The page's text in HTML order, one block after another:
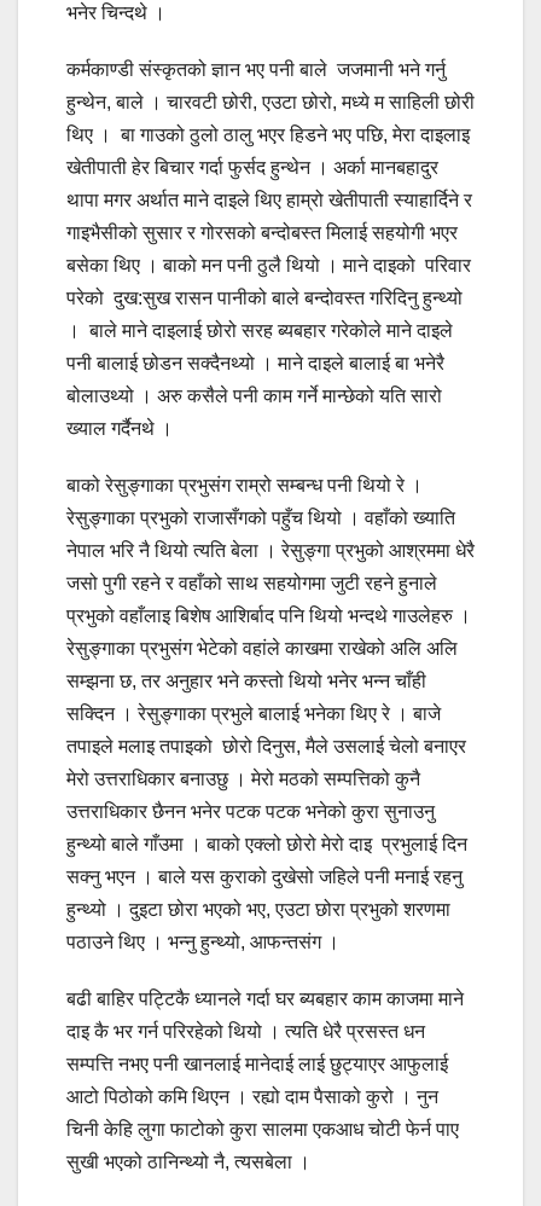
भनेर चिन्दथे ।
कर्मकाण्डी संस्कृतको ज्ञान भए पनी बाले जजमानी भने गर्नु
हुन्थेन, बाले । चारवटी छोरी, एउटा छोरो, मध्ये म साहिली छोरी
थिए । बा गाउको ठुलो ठालु भएर हिडने भए पछि, मेरा दाइलाइ
खेतीपाती हेर बिचार गर्दा फुर्सद हुन्थेन । अर्का मानबहादुर
थापा मगर अर्थात माने दाइले थिए हाम्रो खेतीपाती स्याहार्दिने र
गाइभैसीको सुसार र गोरसको बन्दोबस्त मिलाई सहयोगी भएर
बसेका थिए । बाको मन पनी ठुलै थियो । माने दाइको परिवार
परेको दुख:सुख रासन पानीको बाले बन्दोवस्त गरिदिनु हुन्थ्यो
। बाले माने दाइलाई छोरो सरह ब्यबहार गरेकोले माने दाइले
पनी बालाई छोडन सक्दैनथ्यो । माने दाइले बालाई बा भनेरै
बोलाउथ्यो । अरु कसैले पनी काम गर्ने मान्छेको यति सारो
ख्याल गर्दैनथे ।
बाको रेसुङ्गाका प्रभुसंग राम्रो सम्बन्ध पनी थियो रे ।
रेसुङ्गाका प्रभुको राजासँगको पहुँच थियो । वहाँको ख्याति
नेपाल भरि नै थियो त्यति बेला । रेसुङ्गा प्रभुको आश्रममा धेरै
जसो पुगी रहने र वहाँको साथ सहयोगमा जुटी रहने हुनाले
प्रभुको वहाँलाइ बिशेष आशिर्बाद पनि थियो भन्दथे गाउलेहरु ।
रेसुङ्गाका प्रभुसंग भेटेको वहांले काखमा राखेको अलि अलि
सम्झना छ, तर अनुहार भने कस्तो थियो भनेर भन्न चाँही
सक्दिन । रेसुङ्गाका प्रभुले बालाई भनेका थिए रे । बाजे
तपाइले मलाइ तपाइको छोरो दिनुस, मैले उसलाई चेलो बनाएर
मेरो उत्तराधिकार बनाउछु । मेरो मठको सम्पत्तिको कुनै
उत्तराधिकार छैनन भनेर पटक पटक भनेको कुरा सुनाउनु
हुन्थ्यो बाले गाँउमा । बाको एक्लो छोरो मेरो दाइ प्रभुलाई दिन
सक्नु भएन । बाले यस कुराको दुखेसो जहिले पनी मनाई रहनु
हुन्थ्यो । दुइटा छोरा भएको भए, एउटा छोरा प्रभुको शरणमा
पठाउने थिए । भन्नु हुन्थ्यो, आफन्तसंग ।
बढी बाहिर पट्टिकै ध्यानले गर्दा घर ब्यबहार काम काजमा माने
दाइ कै भर गर्न परिरहेको थियो । त्यति धेरै प्रसस्त धन
सम्पत्ति नभए पनी खानलाई मानेदाई लाई छुट्याएर आफुलाई
आटो पिठोको कमि थिएन । रह्यो दाम पैसाको कुरो । नुन
चिनी केहि लुगा फाटोको कुरा सालमा एकआध चोटी फेर्न पाए
सुखी भएको ठानिन्थ्यो नै, त्यसबेला ।